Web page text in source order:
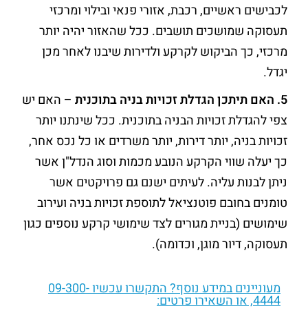
לכבישים ראשיים, רכבת, אזורי פנאי ובילוי ומרכזי
תעסוקה שמושכים תושבים. ככל שהאזור יהיה יותר
מרכזי, כך הביקוש לקרקע ולדירות שיבנו לאחר מכן
יגדל.
5. האם תיתכן הגדלת זכויות בניה בתוכנית
– האם יש
צפי להגדלת זכויות הבניה בתוכנית. ככל שינתנו יותר
זכויות בניה, יותר דירות, יותר משרדים או כל נכס אחר,
כך יעלה שווי הקרקע הנובע מכמות וסוג הנדל"ן אשר
ניתן לבנות עליה. לעיתים ישנם גם פרויקטים אשר
טומנים בחובם פוטנציאל לתוספת זכויות בניה ועירוב
שימושים (בניית מגורים לצד שימושי קרקע נוספים כגון
תעסוקה, דיור מוגן, וכדומה).
מעוניינים במידע נוסף? התקשרו עכשיו09-300-
4444, או השאירו פרטים: